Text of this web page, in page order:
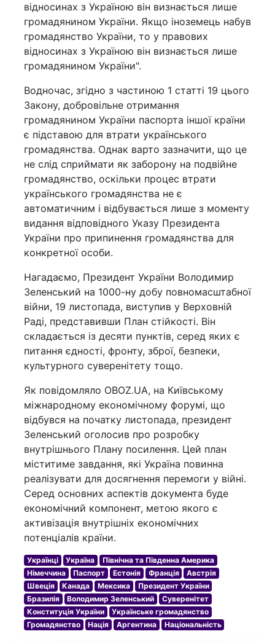
відносинах з Україною він визнається лише
громадянином України. Якщо іноземець набув
громадянство України, то у правових
відносинах з Україною він визнається лише
громадянином України".
Водночас, згідно з частиною 1 статті 19 цього
Закону, добровільне отримання
громадянином України паспорта іншої країни
є підставою для втрати українського
громадянства. Однак варто зазначити, що це
не слід сприймати як заборону на подвійне
громадянство, оскільки процес втрати
українського громадянства не є
автоматичним і відбувається лише з моменту
видання відповідного Указу Президента
України про припинення громадянства для
конкретної особи.
Нагадаємо, Президент України Володимир
Зеленський на 1000-ну добу повномасштабної
війни, 19 листопада, виступив у Верховній
Раді, представивши План стійкості. Він
складається із десяти пунктів, серед яких є
питання єдності, фронту, зброї, безпеки,
культурного суверенітету тощо.
Як повідомляло OBOZ.UA, на Київському
міжнародному економічному форумі, що
відбувся на початку листопада, президент
Зеленський оголосив про розробку
внутрішнього Плану посилення. Цей план
міститиме завдання, які Україна повинна
реалізувати для досягнення перемоги у війні.
Серед основних аспектів документа буде
економічний компонент, метою якого є
активізація внутрішніх економічних
потенціалів країни.
Українці Україна
Північна та Південна Америка
Німеччина
Паспорт Естонія Франція
Австрія
Швеція
Канада Мексика
Президент України
Бразилія
Володимир Зеленський
Суверенітет
Конституція України
Українське громадянство
Громадянство
Нація Аргентина Національність